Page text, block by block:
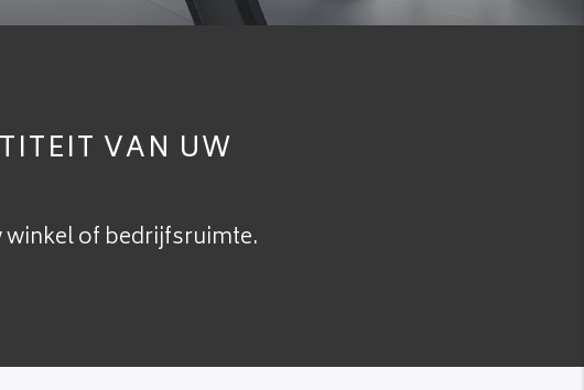
VAN UW
winkel of bedrijfsruimte.